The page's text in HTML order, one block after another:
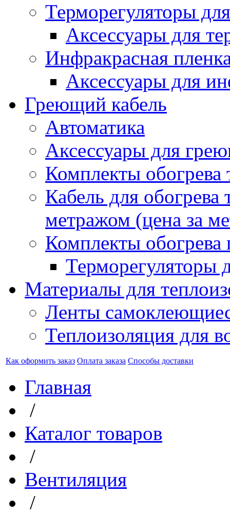
Терморегуляторы
Аксессуары для
Инфракрасная
Аксессуары для
Греющий кабель
Автоматика
Аксессуары для
Комплекты обогрева
Кабель для обогрева
метражом (цена за
Комплекты обогрева
Терморегуляторы
Материалы для
Ленты
Теплоизоляция для
Как оформить заказ Оплата заказа Способы доставки
Главная
/
Каталог товаров
/
Вентиляция
/